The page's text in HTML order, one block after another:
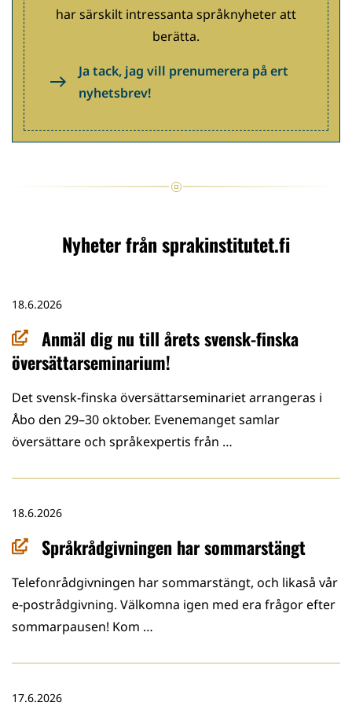
har särskilt intressanta språknyheter att
berätta.
Ja tack, jag vill prenumerera på ert
nyhetsbrev!
Nyheter från sprakinstitutet.fi
Anmäl dig nu till årets svensk-finska
översättarseminarium!
18.6.2026
Det svensk-finska översättarseminariet arrangeras i
Åbo den 29–30 oktober. Evenemanget samlar
översättare och språkexpertis från …
Språkrådgivningen har sommarstängt
18.6.2026
Telefonrådgivningen har sommarstängt, och likaså vår
e-postrådgivning. Välkomna igen med era frågor efter
sommarpausen! Kom …
17.6.2026